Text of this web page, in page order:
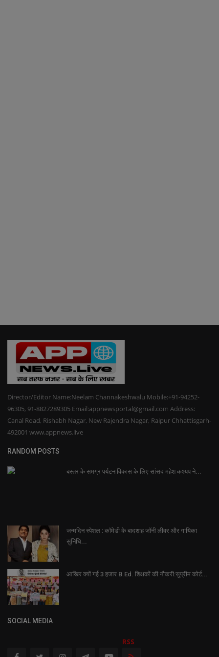
Director/Editor Name:Neelam Channakeshwalu Mobile:+91-94252-
96305, 91-8827289305 Email:appnewsportal@gmail.com Address:
Canal Road, Rishabh Nagar, New Rajendra Nagar, Raipur Chhattisgarh-
492001 www.appnews.live
RANDOM POSTS
बस्तर के समग्र पर्यटन विकास के लिए सांसद महेश कश्यप ने...
जन्मदिन स्पेशल : कॉमेडी के बादशाह जॉनी लीवर और गायिका
सुनिधि...
आखिर क्यों गई 3 हजार B.Ed. शिक्षकों की नौकरी:सुप्रीम कोर्ट...
SOCIAL MEDIA
RSS